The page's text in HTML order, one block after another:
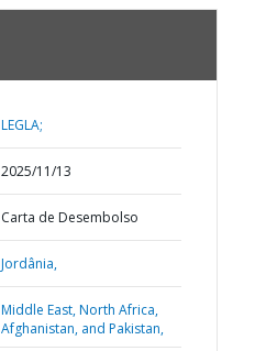
LEGLA;
2025/11/13
Carta de Desembolso
Jordânia,
Middle East, North Africa,
Afghanistan, and Pakistan,